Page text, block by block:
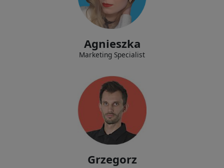
Agnieszka
Marketing Specialist
Implementar nuevas tecnologías dentro de la empresa, desarrollar y
brindar soporte para las aplicaciones de nuestros clientes.
Grzegorz
Diseño de sitios web, supervisión de coherencia en el diseño y desarrollo
de la identidad visual corporativa para nuestros clientes.